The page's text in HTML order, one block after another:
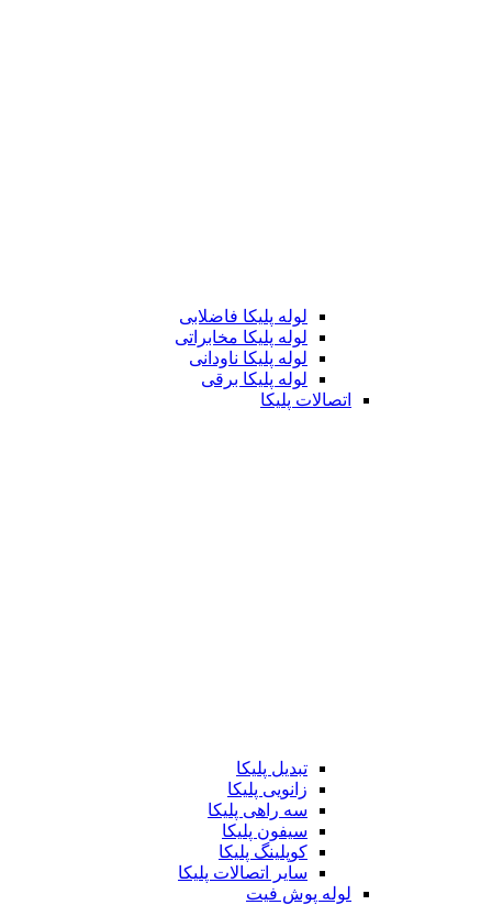
لوله پلیکا فاضلابی
لوله پلیکا مخابراتی
لوله پلیکا ناودانی
لوله پلیکا برقی
اتصالات پلیکا
تبدیل پلیکا
زانویی پلیکا
سه راهی پلیکا
سیفون پلیکا
کوپلینگ پلیکا
سایر اتصالات پلیکا
لوله پوش فیت